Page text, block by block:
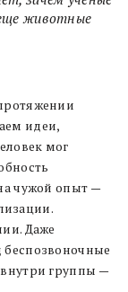
животные
идеи,
мог
чужой опыт —
Даже
беспозвоночные
группы —